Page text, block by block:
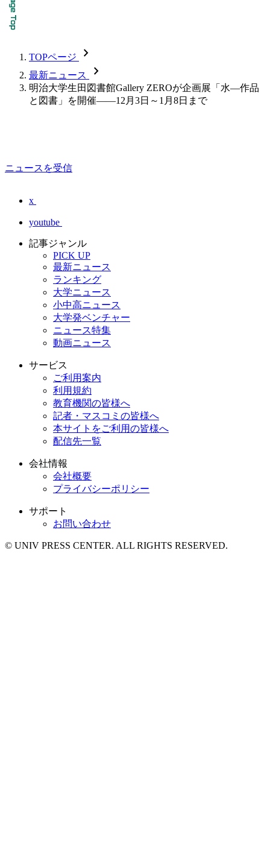
TOPページ chevron_forward
最新ニュース chevron_forward
明治大学生田図書館Gallery ZEROが企画展「水―作品
と図書」を開催――12月3日～1月8日まで
ニュースを受信
x
youtube
記事ジャンル
PICK UP
最新ニュース
ランキング
大学ニュース
小中高ニュース
大学発ベンチャー
ニュース特集
動画ニュース
サービス
ご利用案内
利用規約
教育機関の皆様へ
記者・マスコミの皆様へ
本サイトをご利用の皆様へ
配信先一覧
会社情報
会社概要
プライバシーポリシー
サポート
お問い合わせ
© UNIV PRESS CENTER. ALL RIGHTS RESERVED.